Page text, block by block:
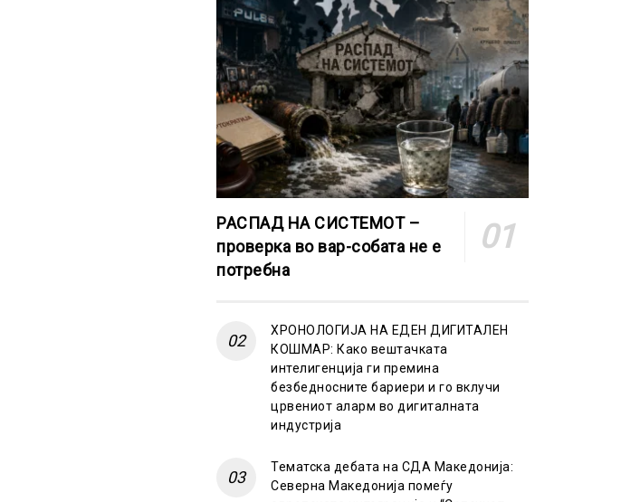
РАСПАД НА СИСТЕМОТ –
проверка во вар-собата не е
потребна
ХРОНОЛОГИЈА НА ЕДЕН ДИГИТАЛЕН
КОШМАР: Како вештачката
интелигенција ги премина
безбедносните бариери и го вклучи
црвениот аларм во дигиталната
индустрија
Тематска дебата на СДА Македонија:
Северна Македонија помеѓу